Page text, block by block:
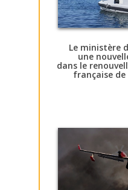
Le ministère
une
dans le
française de